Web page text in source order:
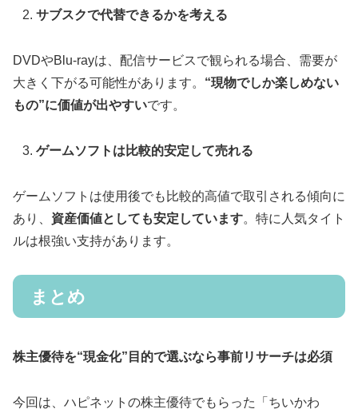
サブスクで代替できるかを考える
DVDやBlu-rayは、配信サービスで観られる場合、需要が
大きく下がる可能性があります。 “現物でしか楽しめない
もの”に価値が出やすいです。
ゲームソフトは比較的安定して売れる
ゲームソフトは使用後でも比較的高値で取引される傾向に
あり、 資産価値としても安定しています。特に人気タイト
ルは根強い支持があります。
まとめ
株主優待を“現金化”目的で選ぶなら事前リサーチは必須
今回は、ハピネットの株主優待でもらった「ちいかわ